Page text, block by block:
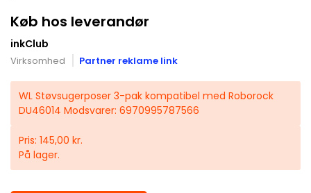
Køb hos leverandør
inkClub
Virksomhed Partner reklame link
WL Støvsugerposer 3-pak kompatibel med Roborock
DU46014 Modsvarer: 6970995787566
Pris: 145,00 kr.
På lager.